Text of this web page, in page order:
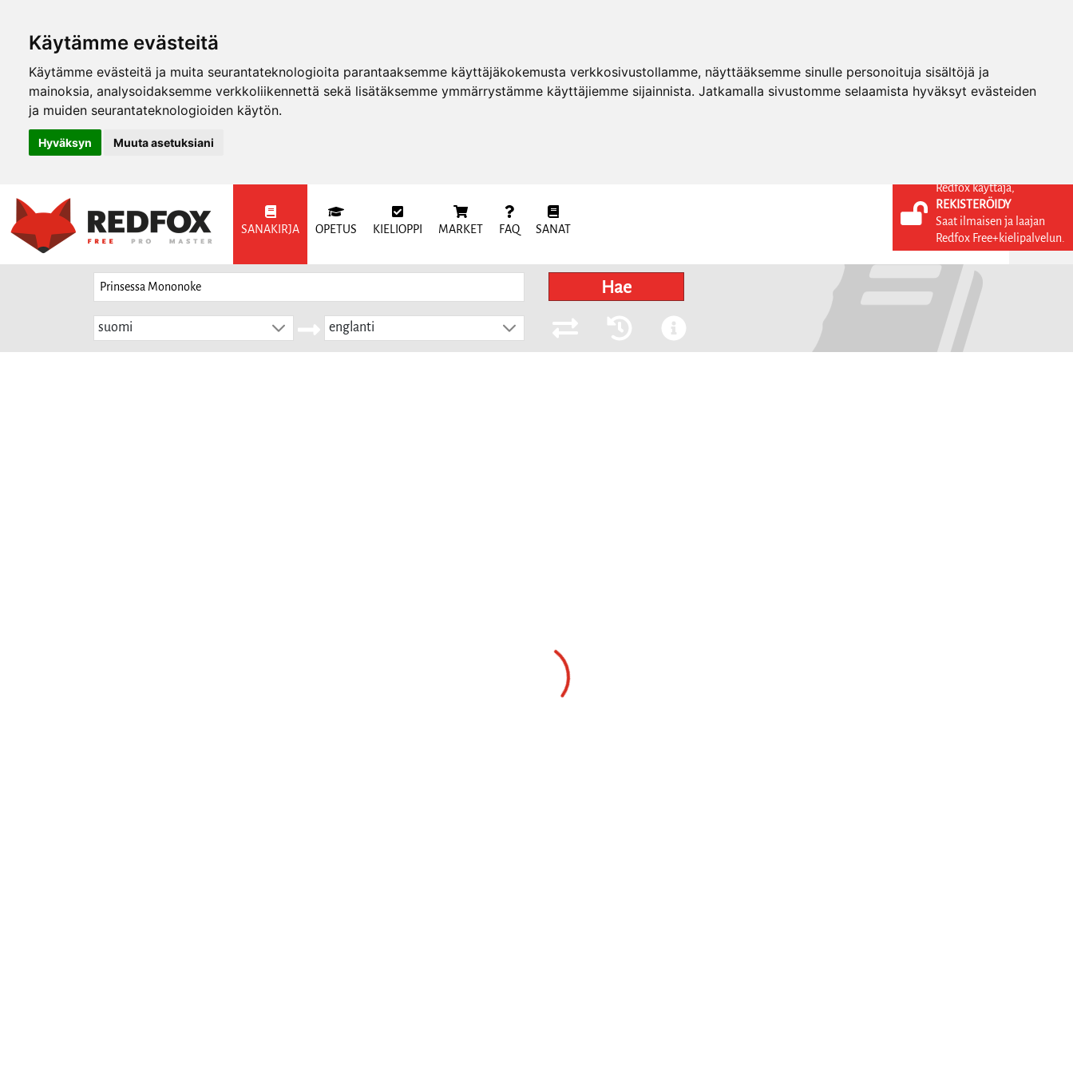
Käytämme evästeitä
Käytämme evästeitä ja muita seurantateknologioita parantaaksemme käyttäjäkokemusta verkkosivustollamme, näyttääksemme sinulle personoituja sisältöjä ja
mainoksia, analysoidaksemme verkkoliikennettä sekä lisätäksemme ymmärrystämme käyttäjiemme sijainnista. Jatkamalla sivustomme selaamista hyväksyt evästeiden
ja muiden seurantateknologioiden käytön.
Hyväksyn Muuta asetuksiani
SANAKIRJA OPETUS KIELIOPPI MARKET FAQ SANAT
KIRJAUDU SISÄÄN
REKISTERÖIDY
Hae
suomi englanti
Redfox käyttäjä,
REKISTERÖIDY
Saat ilmaisen ja laajan
Redfox Free+kielipalvelun.